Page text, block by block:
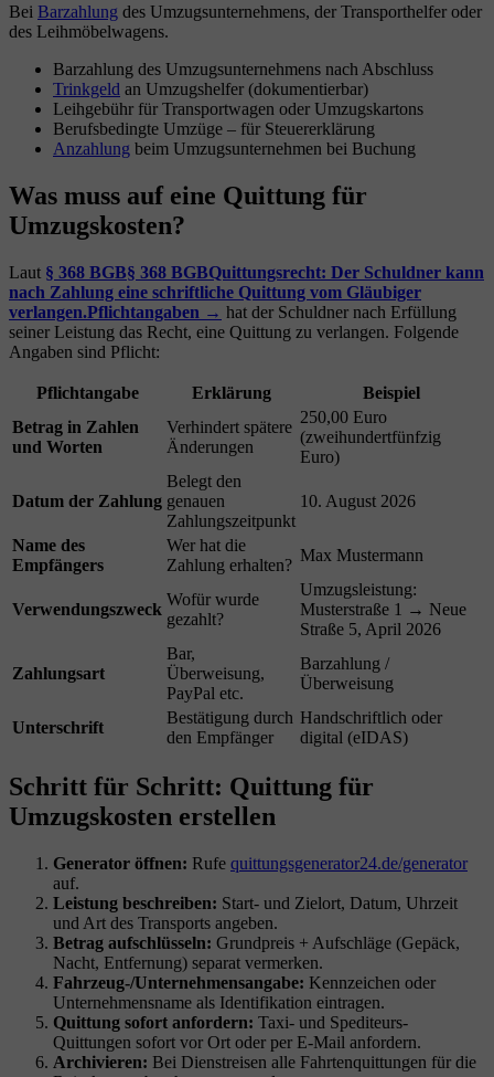
Bei Barzahlung des Umzugsunternehmens, der Transporthelfer oder
des Leihmöbelwagens.
Barzahlung des Umzugsunternehmens nach Abschluss
Trinkgeld an Umzugshelfer (dokumentierbar)
Leihgebühr für Transportwagen oder Umzugskartons
Berufsbedingte Umzüge – für Steuererklärung
Anzahlung beim Umzugsunternehmen bei Buchung
Was muss auf eine Quittung für
Umzugskosten?
Laut § 368 BGB§ 368 BGBQuittungsrecht: Der Schuldner kann
nach Zahlung eine schriftliche Quittung vom Gläubiger
verlangen.Pflichtangaben → hat der Schuldner nach Erfüllung
seiner Leistung das Recht, eine Quittung zu verlangen. Folgende
Angaben sind Pflicht:
Pflichtangabe Erklärung
Beispiel
Betrag in Zahlen
und Worten
Verhindert spätere
Änderungen
250,00 Euro
(zweihundertfünfzig
Euro)
Datum der Zahlung
Belegt den
genauen
Zahlungszeitpunkt
10. August 2026
Name des
Empfängers
Wer hat die
Zahlung erhalten?
Max Mustermann
Verwendungszweck
Wofür wurde
gezahlt?
Umzugsleistung:
Musterstraße 1 → Neue
Straße 5, April 2026
Zahlungsart
Bar,
Überweisung,
PayPal etc.
Barzahlung /
Überweisung
Unterschrift
Bestätigung durch
den Empfänger
Handschriftlich oder
digital (eIDAS)
Schritt für Schritt: Quittung für
Umzugskosten erstellen
Generator öffnen: Rufe quittungsgenerator24.de/generator
auf.
Leistung beschreiben: Start- und Zielort, Datum, Uhrzeit
und Art des Transports angeben.
Betrag aufschlüsseln: Grundpreis + Aufschläge (Gepäck,
Nacht, Entfernung) separat vermerken.
Fahrzeug-/Unternehmensangabe: Kennzeichen oder
Unternehmensname als Identifikation eintragen.
Quittung sofort anfordern: Taxi- und Spediteurs-
Quittungen sofort vor Ort oder per E-Mail anfordern.
Archivieren: Bei Dienstreisen alle Fahrtenquittungen für die